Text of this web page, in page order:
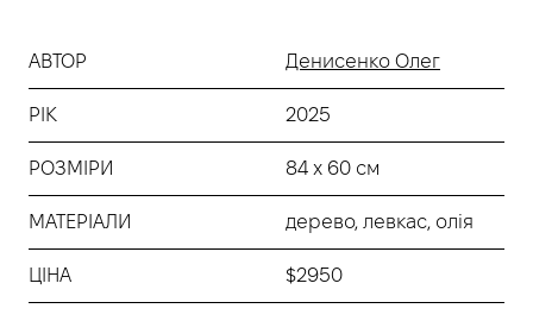
АВТОР Денисенко Олег
РІК 2025
РОЗМІРИ 84 х 60 см
МАТЕРІАЛИ дерево, левкас, олія
ЦІНА $2950